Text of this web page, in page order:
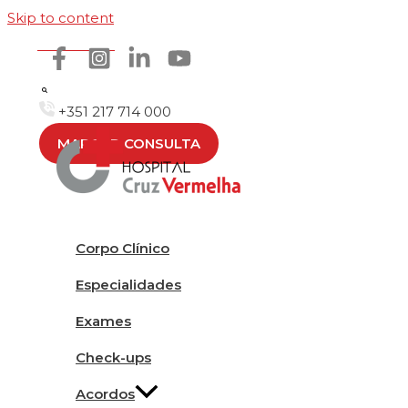
Skip to content
Como chegar
+351 217 714 000
MARCAR CONSULTA
Corpo Clínico
Especialidades
Exames
Check-ups
Acordos